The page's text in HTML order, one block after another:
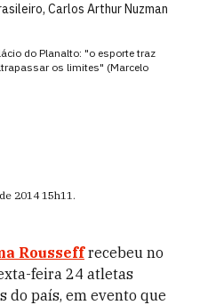
Carlos Arthur Nuzman
do Planalto: "o esporte traz
os limites" (Marcelo
2014 15h11.
Rousseffrecebeu no
feira 24 atletas
do país, em evento que